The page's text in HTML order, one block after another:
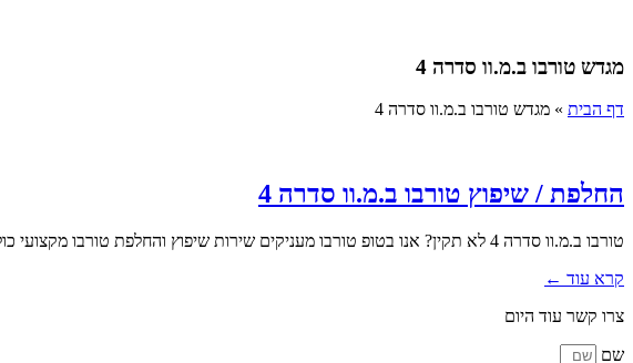
מגדש טורבו ב.מ.וו סדרה 4
דף הבית » מגדש טורבו ב.מ.וו סדרה 4
החלפת / שיפוץ טורבו ב.מ.וו סדרה 4
טורבו ב.מ.וו סדרה 4 לא תקין? אנו בטופ טורבו מעניקים שירות שיפוץ והחלפת טורבו מקצועי כולל פירוק והרכבה. במסגרת השירות אנו...
קרא עוד ←
צרו קשר עוד היום
שם